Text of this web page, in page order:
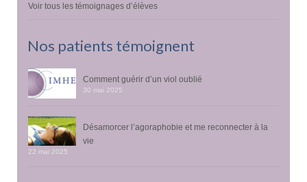
Voir tous les témoignages d’élèves
Nos patients témoignent
Comment guérir d’un viol oublié
30 mai 2025
Désamorcer l’agoraphobie et me reconnecter à la
vie
22 mai 2025